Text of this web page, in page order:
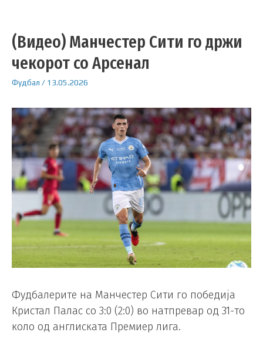
(Видео) Манчестер Сити го држи
чекорот со Арсенал
Фудбал / 13.05.2026
Фудбалерите на Манчестер Сити го победија
Кристал Палас со 3:0 (2:0) во натпревар од 31-то
коло од англиската Премиер лига.